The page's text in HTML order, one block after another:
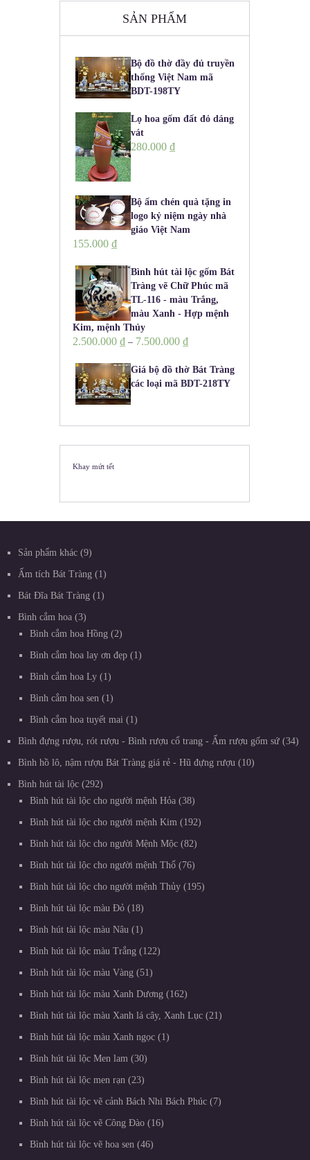
SẢN PHẨM
Bộ đồ thờ đầy đủ truyền
thống Việt Nam mã
BDT-198TY
Lọ hoa gốm đất đỏ dáng
vát
280.000₫
Bộ ấm chén quà tặng in
logo kỷ niệm ngày nhà
giáo Việt Nam
155.000₫
Bình hút tài lộc gốm Bát
Tràng vẽ Chữ Phúc mã
TL-116 - màu Trắng,
màu Xanh - Hợp mệnh
Kim, mệnh Thủy
2.500.000₫ – 7.500.000₫
Giá bộ đồ thờ Bát Tràng
các loại mã BDT-218TY
Khay mứt tết
Sản phẩm khác 9
Ấm tích Bát Tràng 1
Bát Đĩa Bát Tràng 1
Bình cắm hoa
3
Bình cắm hoa Hồng
2
Bình cắm hoa lay ơn đẹp 1
Bình cắm hoa Ly 1
Bình cắm hoa sen 1
Bình cắm hoa tuyết mai 1
Bình đựng rượu, rót rượu - Bình rượu cổ trang - Ấm rượu gốm sứ 34
Bình hồ lô, nậm rượu Bát Tràng giá rẻ - Hũ đựng rượu 10
Bình hút tài lộc
292
Bình hút tài lộc cho người mệnh Hỏa
38
Bình hút tài lộc cho người mệnh Kim 192
Bình hút tài lộc cho người Mệnh Mộc 82
Bình hút tài lộc cho người mệnh Thổ 76
Bình hút tài lộc cho người mệnh Thủy 195
Bình hút tài lộc màu Đỏ 18
Bình hút tài lộc màu Nâu 1
Bình hút tài lộc màu Trắng 122
Bình hút tài lộc màu Vàng 51
Bình hút tài lộc màu Xanh Dương 162
Bình hút tài lộc màu Xanh lá cây, Xanh Lục 21
Bình hút tài lộc màu Xanh ngọc 1
Bình hút tài lộc Men lam 30
Bình hút tài lộc men rạn 23
Bình hút tài lộc vẽ cảnh Bách Nhi Bách Phúc 7
Bình hút tài lộc vẽ Công Đào 16
Bình hút tài lộc vẽ hoa sen 46